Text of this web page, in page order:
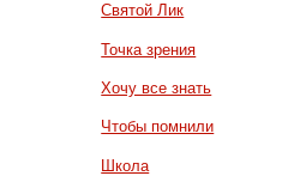
Святой Лик
Точка зрения
Хочу все знать
Чтобы помнили
Школа